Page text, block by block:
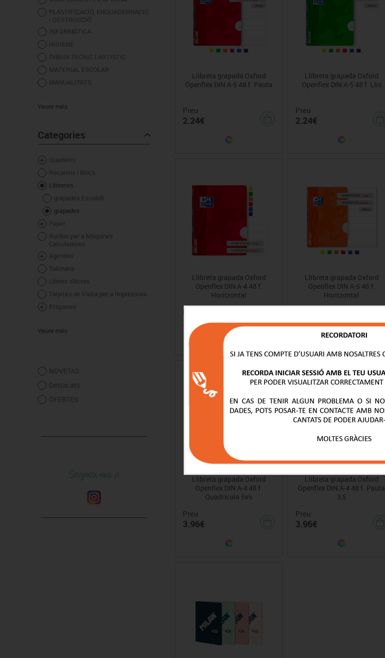
Cadires, bancs i tamborets
Vex robotics
PLASTIFICACIÓ, ENQUADERNACIÓ
I DESTRUCCIÓ
INFORMÀTICA
HIGIENE
DIBUIX TECNIC I ARTISTIC
MATERIAL ESCOLAR
MANUALITATS
Veure més
Categories
Quaderns
Recanvis i Blocs
Llibretes
grapades Escolofi
grapades
Paper
Rotllos per a Màquines
Calculadores
Agendes
Talonaris
Llibres d'Actes
Tarjetes de Visita per a Impressora
Etiquetes
Veure més
NOVETAS
Destacats
OFERTES
Llibreta grapada Oxford
Openflex DIN A-5 48 f. Pauta
Preu
2.24€
Llibreta grapada Oxford
Openflex DIN A-5 48 f. Llis
Preu
2.24€
Llibreta grapada Oxford
Openflex DIN A-4 48 f.
Horitzontal
Preu
3.96€
Llibreta grapada Oxford
Openflex DIN A-5 48 f.
Horitzontal
2.24€
Llibreta grapada Oxford
Openflex DIN A-4 48 f.
Quadricula 5x5
Preu
3.96€
Llibreta grapada Oxford
Openflex DIN A-4 48 f. Pauta
3,5
Preu
3.96€